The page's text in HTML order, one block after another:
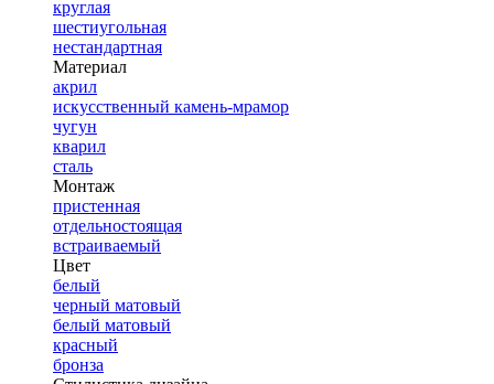
круглая
шестиугольная
нестандартная
Материал
акрил
искусственный камень-мрамор
чугун
кварил
сталь
Монтаж
пристенная
отдельностоящая
встраиваемый
Цвет
белый
черный матовый
белый матовый
красный
бронза